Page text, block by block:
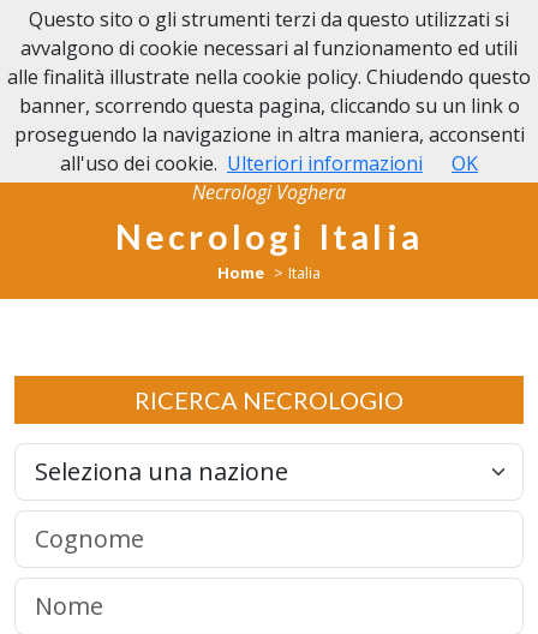
NECROLOGI VOGHERA
Necrologi Voghera
Necrologi Italia
Home Italia
RICERCA NECROLOGIO
Questo sito o gli strumenti terzi da questo utilizzati si
avvalgono di cookie necessari al funzionamento ed utili
alle finalità illustrate nella cookie policy. Chiudendo questo
banner, scorrendo questa pagina, cliccando su un link o
proseguendo la navigazione in altra maniera, acconsenti
all'uso dei cookie. Ulteriori informazioni OK